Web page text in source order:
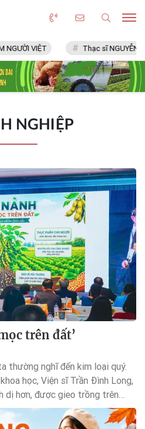
VIỆT Thạc sĩ NGUYỄN
NGHIỆP
trên đất’
thường nghĩ đến kim loại quý.
học, Viện sĩ Trần Đình Long,
dị hơn, được gieo trồng trên
cuộc sống mỗi ngày - đó là